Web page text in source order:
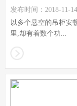
发布时间：2018-11-14
以多个悬空的吊柜安
里,却有着数个功...